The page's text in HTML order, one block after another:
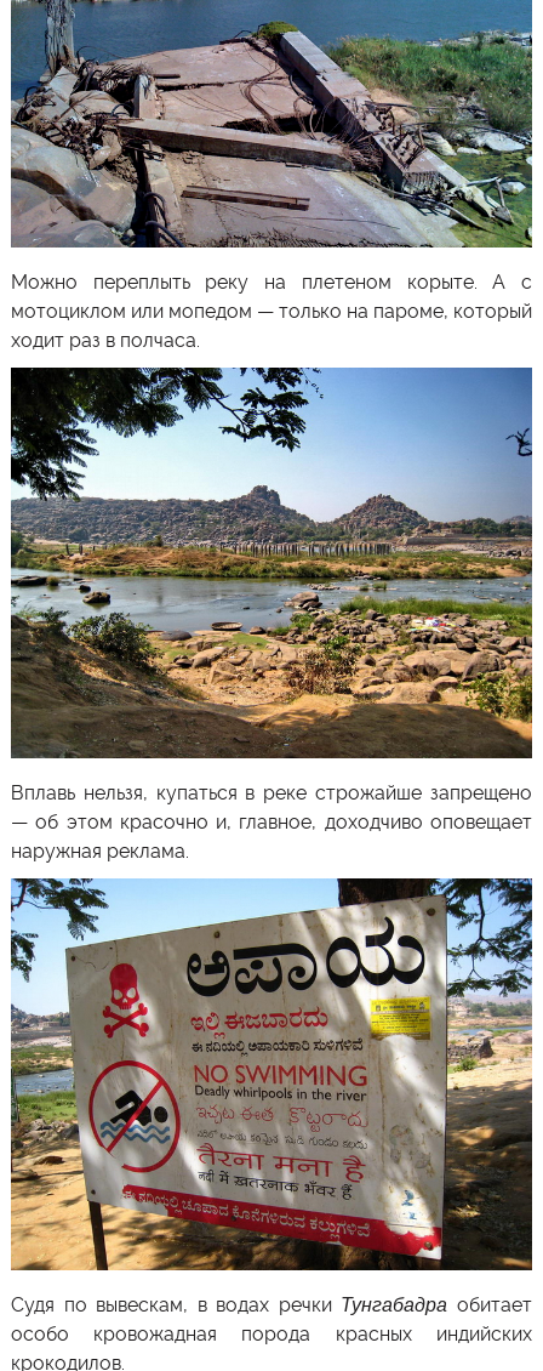
Можно переплыть реку на плетеном корыте. А с
мотоциклом или мопедом — только на пароме, который
ходит раз в полчаса.
Вплавь нельзя, купаться в реке строжайше запрещено
— об этом красочно и, главное, доходчиво оповещает
наружная реклама.
Судя по вывескам, в водах речки Тунгабадра обитает
особо кровожадная порода красных индийских
крокодилов.